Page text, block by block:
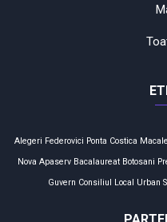
Alegeri Federovici Ponta Costica
Nova Apaserv Bacalaureat Botosani
Guvern Consiliul Local Urban